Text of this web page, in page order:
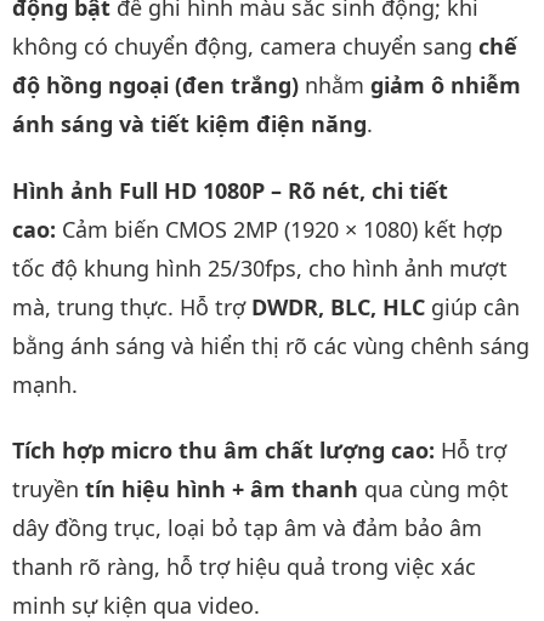
động bật để ghi hình màu sắc sinh động; khi
không có chuyển động, camera chuyển sang chế
độ hồng ngoại (đen trắng) nhằm giảm ô nhiễm
ánh sáng và tiết kiệm điện năng.
Hình ảnh Full HD 1080P – Rõ nét, chi tiết
cao: Cảm biến CMOS 2MP (1920 × 1080) kết hợp
tốc độ khung hình 25/30fps, cho hình ảnh mượt
mà, trung thực. Hỗ trợ DWDR, BLC, HLC giúp cân
bằng ánh sáng và hiển thị rõ các vùng chênh sáng
mạnh.
Tích hợp micro thu âm chất lượng cao: Hỗ trợ
truyền tín hiệu hình + âm thanh qua cùng một
dây đồng trục, loại bỏ tạp âm và đảm bảo âm
thanh rõ ràng, hỗ trợ hiệu quả trong việc xác
minh sự kiện qua video.